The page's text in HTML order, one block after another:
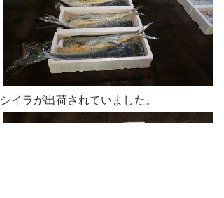
シイラが出荷されていました。